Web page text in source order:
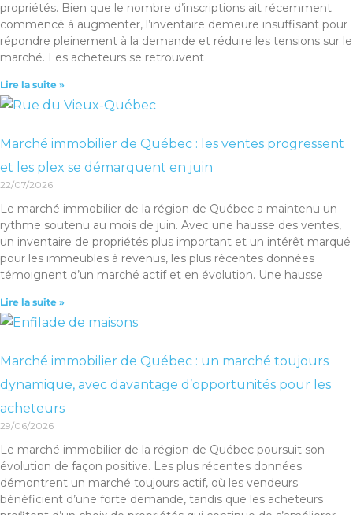
propriétés. Bien que le nombre d’inscriptions ait récemment
commencé à augmenter, l’inventaire demeure insuffisant pour
répondre pleinement à la demande et réduire les tensions sur le
marché. Les acheteurs se retrouvent
Lire la suite »
Marché immobilier de Québec : les ventes progressent
et les plex se démarquent en juin
22/07/2026
Le marché immobilier de la région de Québec a maintenu un
rythme soutenu au mois de juin. Avec une hausse des ventes,
un inventaire de propriétés plus important et un intérêt marqué
pour les immeubles à revenus, les plus récentes données
témoignent d’un marché actif et en évolution. Une hausse
Lire la suite »
Marché immobilier de Québec : un marché toujours
dynamique, avec davantage d’opportunités pour les
acheteurs
29/06/2026
Le marché immobilier de la région de Québec poursuit son
évolution de façon positive. Les plus récentes données
démontrent un marché toujours actif, où les vendeurs
bénéficient d’une forte demande, tandis que les acheteurs